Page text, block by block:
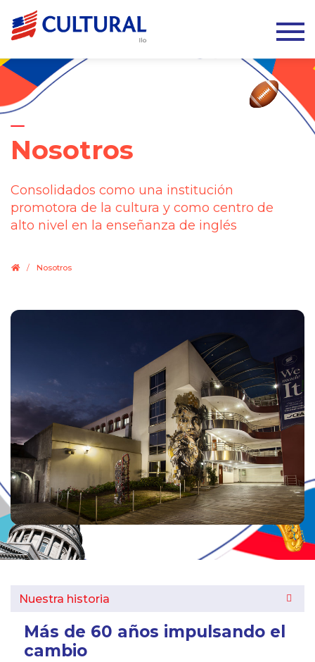
Nosotros
Consolidados como una institución
promotora de la cultura y como centro de
alto nivel en la enseñanza de inglés
. / Nosotros
Nuestra historia
Más de 60 años impulsando el
cambio